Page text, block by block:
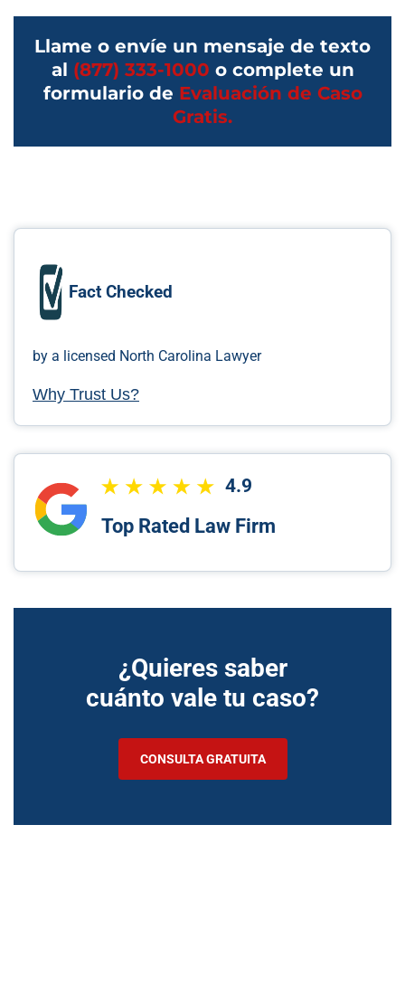
Llame o envíe un mensaje de texto
al (877) 333-1000 o complete un
formulario de Evaluación de Caso
Gratis.
Fact Checked
by a licensed North Carolina Lawyer
Why Trust Us?
4.9
Top Rated Law Firm
¿Quieres saber
cuánto vale tu caso?
CONSULTA GRATUITA